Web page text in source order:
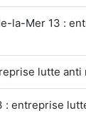
la-Mer 13 :
lutte anti
: entreprise